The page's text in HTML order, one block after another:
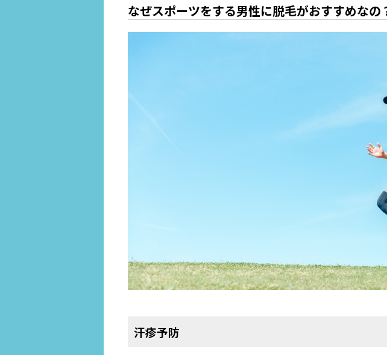
なぜスポーツをする男性に脱毛がおすすめなの
汗疹予防